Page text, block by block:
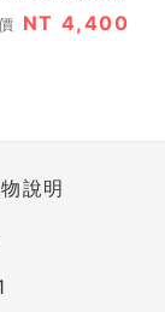
NT 4,400
說明